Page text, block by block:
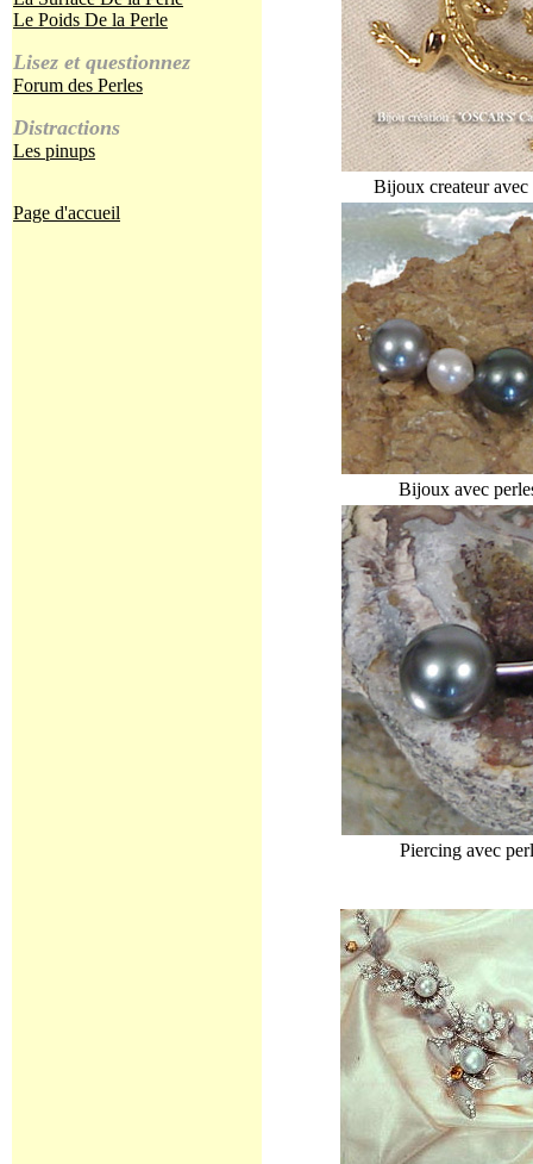
Le Poids De la Perle
Lisez et questionnez
Forum des Perles
Distractions
Les pinups
Page d'accueil
Bijoux createur avec
Bijoux avec
Piercing avec